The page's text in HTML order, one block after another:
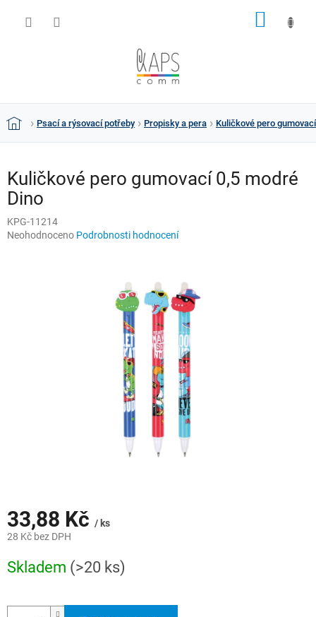
DomůPsací a rýsovací potřeby Propisky a pera Kuličkové pero
Kuličkové pero gumovací 0,5 modré
Dino
KPG-11214
Průměrné
Neohodnoceno Podrobnosti hodnocení
33,88 Kč / ks
28 Kč bez DPH
cena:
Skladem (>20 ks)